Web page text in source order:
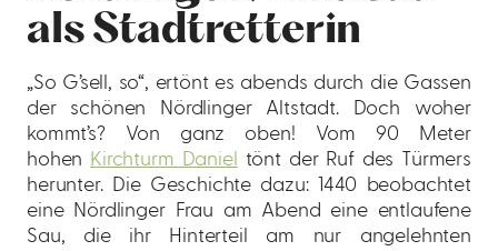
als Stadtretterin
„So G’sell, so“, ertönt es abends durch die Gassen
der schönen Nördlinger Altstadt. Doch woher
kommt’s? Von ganz oben! Vom 90 Meter
hohen Kirchturm Daniel
tönt der Ruf des Türmers
herunter. Die Geschichte dazu: 1440 beobachtet
eine Nördlinger Frau am Abend eine entlaufene
Sau, die ihr Hinterteil am nur angelehnten